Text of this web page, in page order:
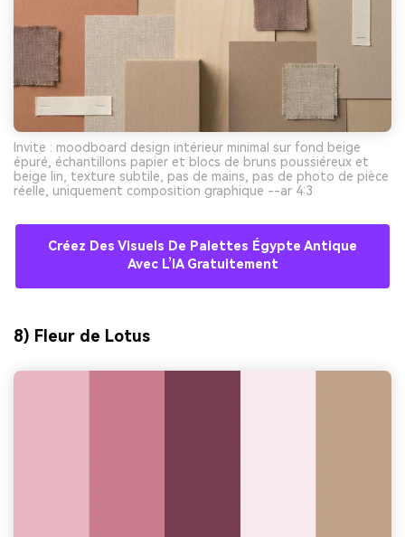
Invite : moodboard design intérieur minimal sur fond beige
épuré, échantillons papier et blocs de bruns poussiéreux et
beige lin, texture subtile, pas de mains, pas de photo de pièce
réelle, uniquement composition graphique --ar 4:3
Créez Des Visuels De Palettes Égypte Antique
Avec L’IA Gratuitement
8) Fleur de Lotus